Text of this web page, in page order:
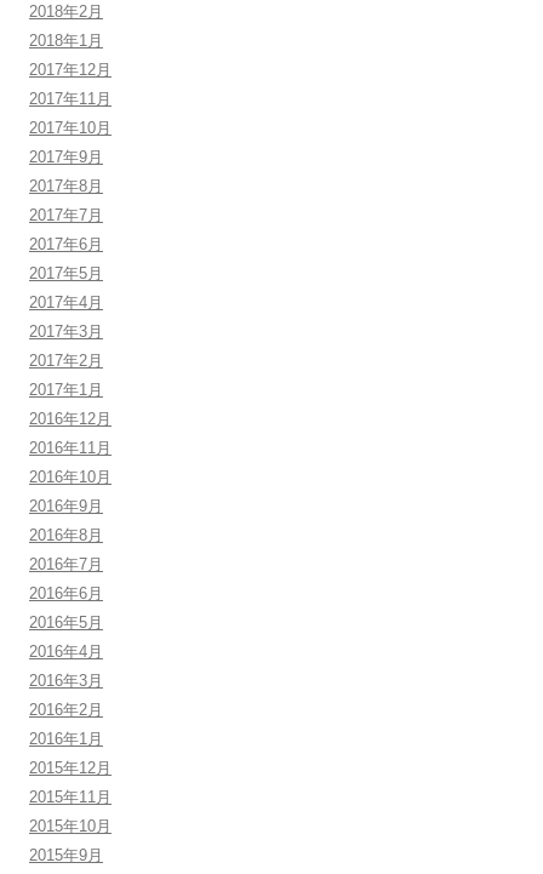
2018年2月
2018年1月
2017年12月
2017年11月
2017年10月
2017年9月
2017年8月
2017年7月
2017年6月
2017年5月
2017年4月
2017年3月
2017年2月
2017年1月
2016年12月
2016年11月
2016年10月
2016年9月
2016年8月
2016年7月
2016年6月
2016年5月
2016年4月
2016年3月
2016年2月
2016年1月
2015年12月
2015年11月
2015年10月
2015年9月